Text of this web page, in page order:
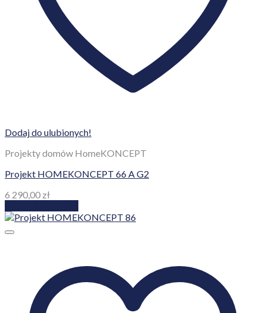
Dodaj do ulubionych!
Projekty domów HomeKONCEPT
Projekt HOMEKONCEPT 66 A G2
6 290,00 zł